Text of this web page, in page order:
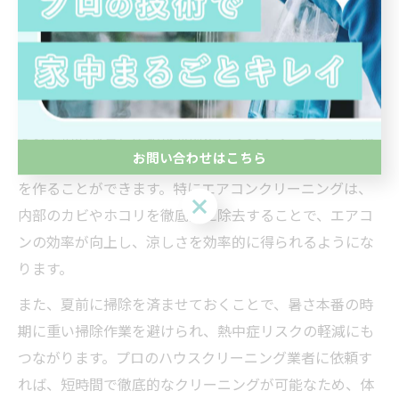
前が賢い理由
夏前にハウスクリーニングを依頼するメリット
夏の本格的な暑さが始まる前にハウスクリーニングを依
頼することで、室内の空気環境を整え、快適な避暑空間
を作ることができます。特にエアコンクリーニングは、
内部のカビやホコリを徹底的に除去することで、エアコ
ンの効率が向上し、涼しさを効率的に得られるようにな
ります。
また、夏前に掃除を済ませておくことで、暑さ本番の時
期に重い掃除作業を避けられ、熱中症リスクの軽減にも
つながります。プロのハウスクリーニング業者に依頼す
れば、短時間で徹底的なクリーニングが可能なため、体
お問い合わせはこちら
お問い合わせはこちら